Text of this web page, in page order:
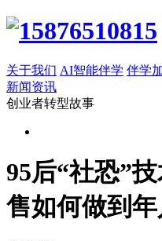
关于我们 AI智能伴学 伴学
新闻资讯
创业者转型故事
95后“社恐”
售如何做到